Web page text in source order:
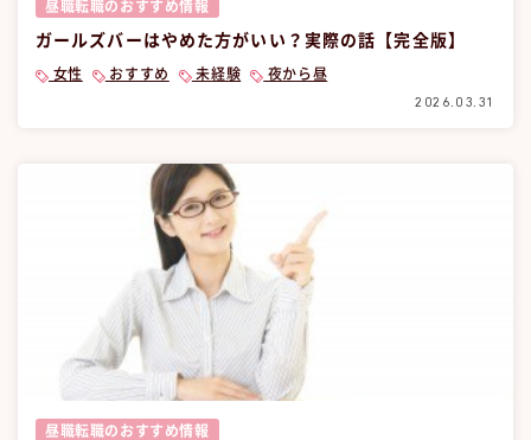
昼職転職のおすすめ情報
ガールズバーはやめた方がいい？実際の話【完全版】
女性 おすすめ 未経験 夜から昼
2026.03.31
昼職転職のおすすめ情報